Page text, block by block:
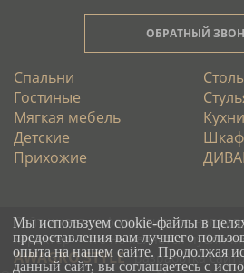
ОБРАТНЫЙ
Спальни
Гостиные
Мягкая мебель
Детские
Прихожие
Кухни
Сайт имеет информативное
характер – что не является
AWAGRO STYLE разработка
Мы используем cookie-файлы в
предоставления вам лучшего
опыта на нашем сайте. Продолжая
данный сайт, вы соглашаетесь с